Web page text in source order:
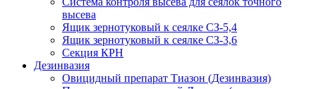
высева
Ящик зернотуковый к сеялке СЗ-5,4
Ящик зернотуковый к сеялке СЗ-3,6
Секция КРН
Дезинвазия
Овицидный препарат Тиазон (Дезинвазия)